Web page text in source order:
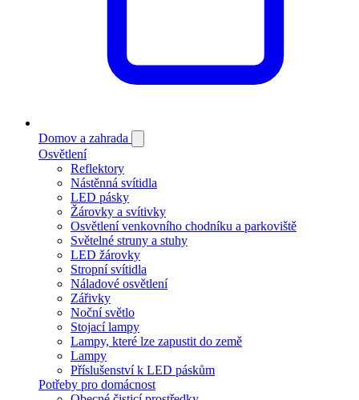
Domov a zahrada
Osvětlení
Reflektory
Nástěnná svítidla
LED pásky
Žárovky a svítivky
Osvětlení venkovního chodníku a parkoviště
Světelné struny a stuhy
LED žárovky
Stropní svítidla
Náladové osvětlení
Zářivky
Noční světlo
Stojací lampy
Lampy, které lze zapustit do země
Lampy
Příslušenství k LED páskům
Potřeby pro domácnost